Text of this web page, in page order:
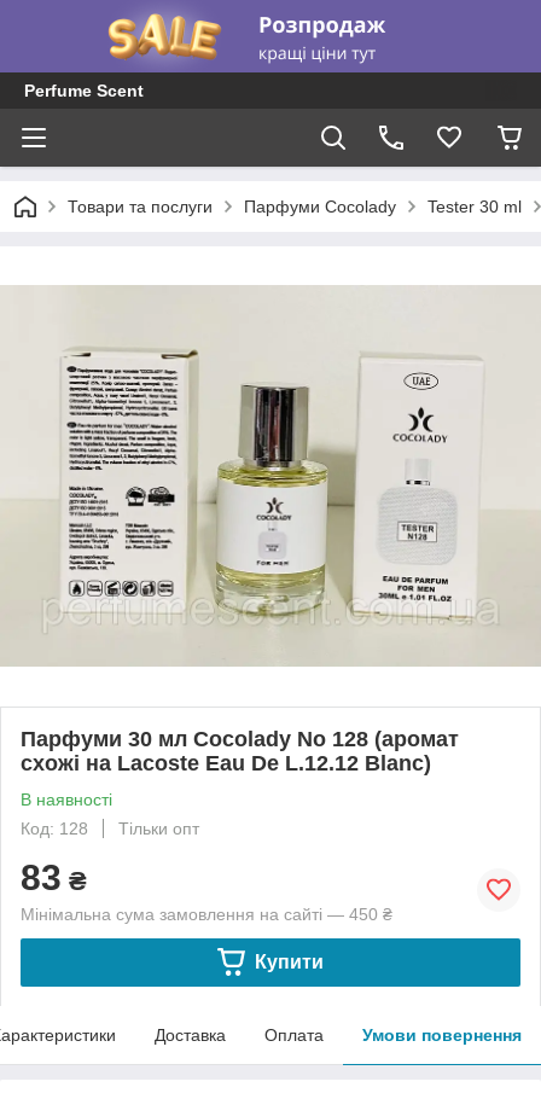
Perfume Scent
Товари та послуги Парфуми Cocolady Tester 30 ml
Парфуми 30 мл Cocolady No 128 (аромат
схожі на Lacoste Eau De L.12.12 Blanc)
В наявності
Код: 128
Тільки опт
83 ₴
Мінімальна сума замовлення на сайті — 450 ₴
Купити
Доставка Оплата Умови повернення